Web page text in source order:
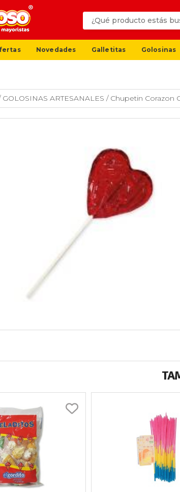
Novedades Galletitas Golosinas
GOLOSINAS ARTESANALES / Chupetin Corazon